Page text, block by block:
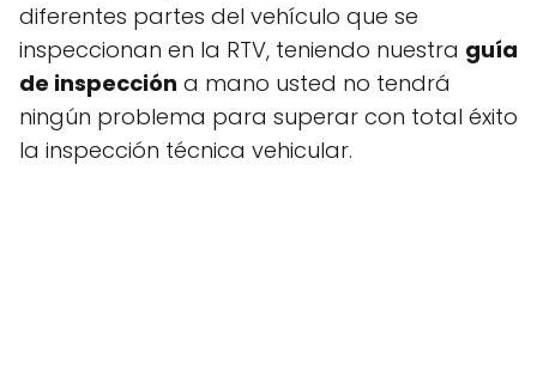
diferentes partes del vehículo que se
inspeccionan en la RTV, teniendo nuestra guía
de inspección a mano usted no tendrá
ningún problema para superar con total éxito
la inspección técnica vehicular.